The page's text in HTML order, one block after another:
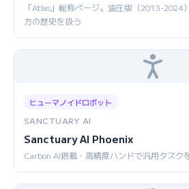
「Atlas」総称ページ。油圧版（2013-2024
方の歴史を扱う
ヒューマノイドロボット
SANCTUARY AI
Sanctuary AI Phoenix
Carbon AI搭載・高精度ハンドで汎用タスク